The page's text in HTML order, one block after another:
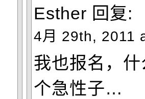
Esther 回复:
4月 29th, 2011
我也报名，
个急性子…